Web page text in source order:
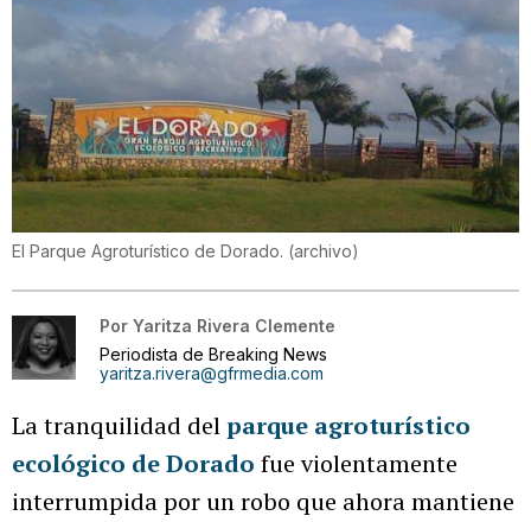
El Parque Agroturístico de Dorado. (archivo)
Por Yaritza Rivera Clemente
Periodista de Breaking News
yaritza.rivera@gfrmedia.com
La tranquilidad delparque agroturístico
ecológico de Dorado fue violentamente
interrumpida por un robo que ahora mantiene